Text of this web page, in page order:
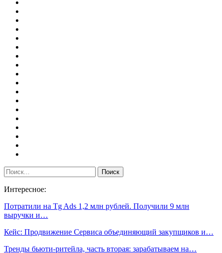
Интересное:
Потратили на Tg Ads 1,2 млн рублей. Получили 9 млн
выручки и…
Кейс: Продвижение Сервиса объединяющий закупщиков и…
Тренды бьюти-ритейла, часть вторая: зарабатываем на…